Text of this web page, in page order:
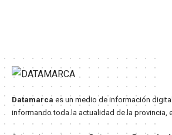
Datamarca es un medio de información
informando toda la actualidad de la provincia,